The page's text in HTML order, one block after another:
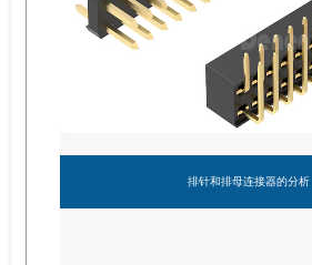
排针和排母连接器的分析